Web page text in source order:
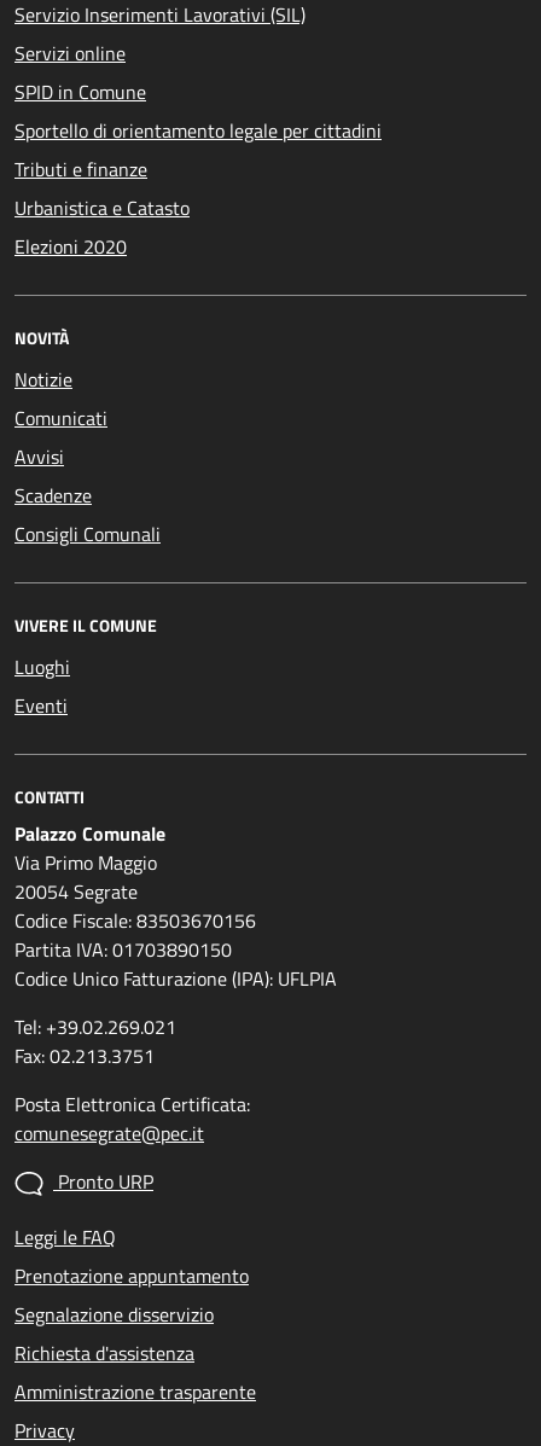
Servizio Inserimenti Lavorativi (SIL)
Servizi online
SPID in Comune
Sportello di orientamento legale per cittadini
Tributi e finanze
Urbanistica e Catasto
Elezioni 2020
NOVITÀ
Notizie
Comunicati
Avvisi
Scadenze
Consigli Comunali
VIVERE IL COMUNE
Luoghi
Eventi
CONTATTI
Palazzo Comunale
Via Primo Maggio
20054 Segrate
Codice Fiscale: 83503670156
Partita IVA: 01703890150
Codice Unico Fatturazione (IPA): UFLPIA
Tel: +39.02.269.021
Fax: 02.213.3751
Posta Elettronica Certificata:
comunesegrate@pec.it
Pronto URP
Leggi le FAQ
Prenotazione appuntamento
Segnalazione disservizio
Richiesta d'assistenza
Amministrazione trasparente
Privacy